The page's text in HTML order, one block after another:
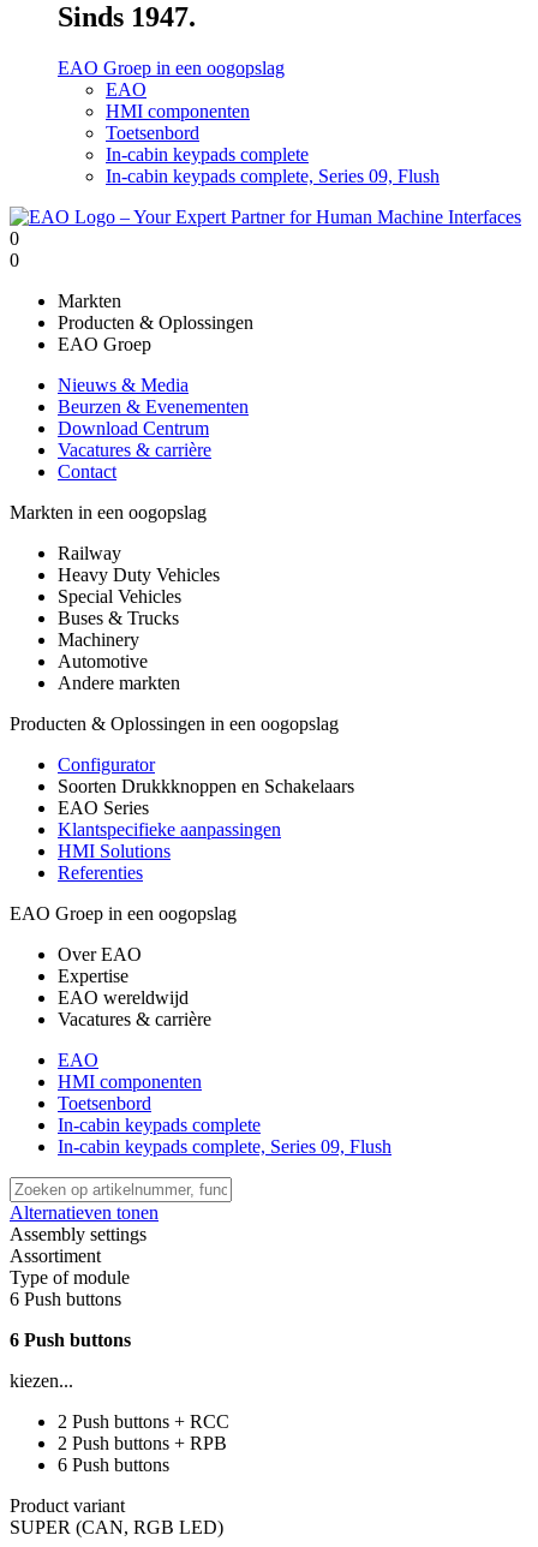
Sinds 1947.
EAO Groep in een oogopslag
EAO
HMI componenten
Toetsenbord
In-cabin keypads complete
In-cabin keypads complete, Series 09, Flush
0
0
Markten
Producten & Oplossingen
EAO Groep
Nieuws & Media
Beurzen & Evenementen
Download Centrum
Vacatures & carrière
Contact
Markten in een oogopslag
Railway
Heavy Duty Vehicles
Special Vehicles
Buses & Trucks
Machinery
Automotive
Andere markten
Producten & Oplossingen in een oogopslag
Configurator
Soorten Drukkknoppen en Schakelaars
EAO Series
Klantspecifieke aanpassingen
HMI Solutions
Referenties
EAO Groep in een oogopslag
Over EAO
Expertise
EAO wereldwijd
Vacatures & carrière
EAO
HMI componenten
Toetsenbord
In-cabin keypads complete
In-cabin keypads complete, Series 09, Flush
Alternatieven tonen
Assembly settings
Assortiment
Type of module
6 Push buttons
6 Push buttons
kiezen...
2 Push buttons + RCC
2 Push buttons + RPB
6 Push buttons
Product variant
SUPER (CAN, RGB LED)